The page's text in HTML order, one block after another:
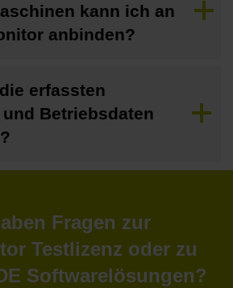
kann ich an
anbinden?
erfassten
Betriebsdaten
Fragen zur
Testlizenz oder zu
Softwarelösungen?